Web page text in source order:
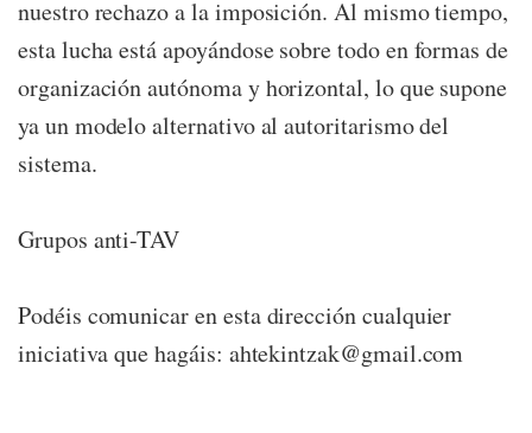
nuestro rechazo a la imposición. Al mismo tiempo,
esta lucha está apoyándose sobre todo en formas de
organización autónoma y horizontal, lo que supone
ya un modelo alternativo al autoritarismo del
sistema.
Grupos anti-TAV
Podéis comunicar en esta dirección cualquier
iniciativa que hagáis: ahtekintzak@gmail.com